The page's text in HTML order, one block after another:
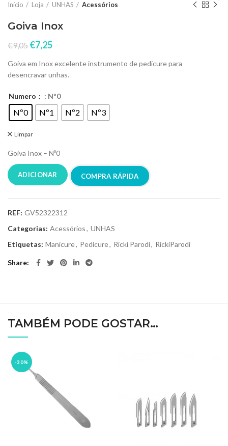
Início Loja UNHAS Acessórios
Goiva Inox
€9,05 €7,25
Goiva em Inox excelente instrumento de pedicure para
desencravar unhas.
Numero : Nº0
Nº0 Nº1 Nº2 Nº3
Limpar
Goiva Inox – Nº0
ADICIONAR COMPRA RÁPIDA
REF: GV52322312
Categorias: Acessórios, UNHAS
Etiquetas: Manicure, Pedicure, Ricki Parodi, RickiParodi
Share
TAMBÉM PODE GOSTAR…
-30%